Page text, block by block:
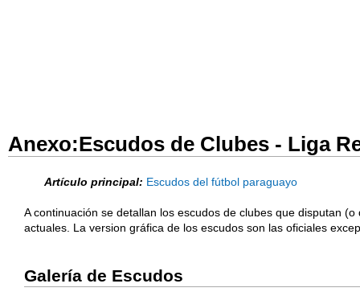
Anexo:Escudos de Clubes - Liga
Artículo principal: Escudos del fútbol paraguayo
A continuación se detallan los escudos de clubes que disputan
actuales. La version gráfica de los escudos son las oficiales
Galería de Escudos